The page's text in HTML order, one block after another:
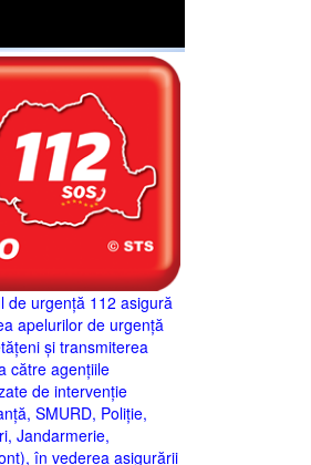
de urgență 112 asigură
apelurilor de urgență
și transmiterea
către agențiile
de intervenție
SMURD, Poliție,
Jandarmerie,
în vederea asigurării